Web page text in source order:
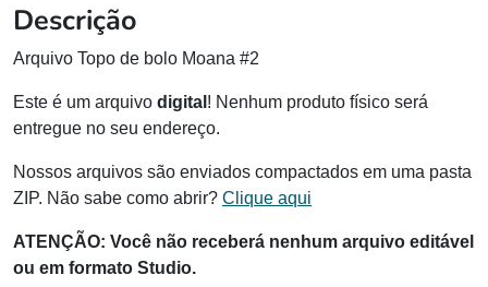
Descrição
Arquivo Topo de bolo Moana #2
Este é um arquivo digital ! Nenhum produto físico será
entregue no seu endereço.
Nossos arquivos são enviados compactados em uma pasta
ZIP. Não sabe como abrir? Clique aqui
ATENÇÃO: Você não receberá nenhum arquivo editável
ou em formato Studio.